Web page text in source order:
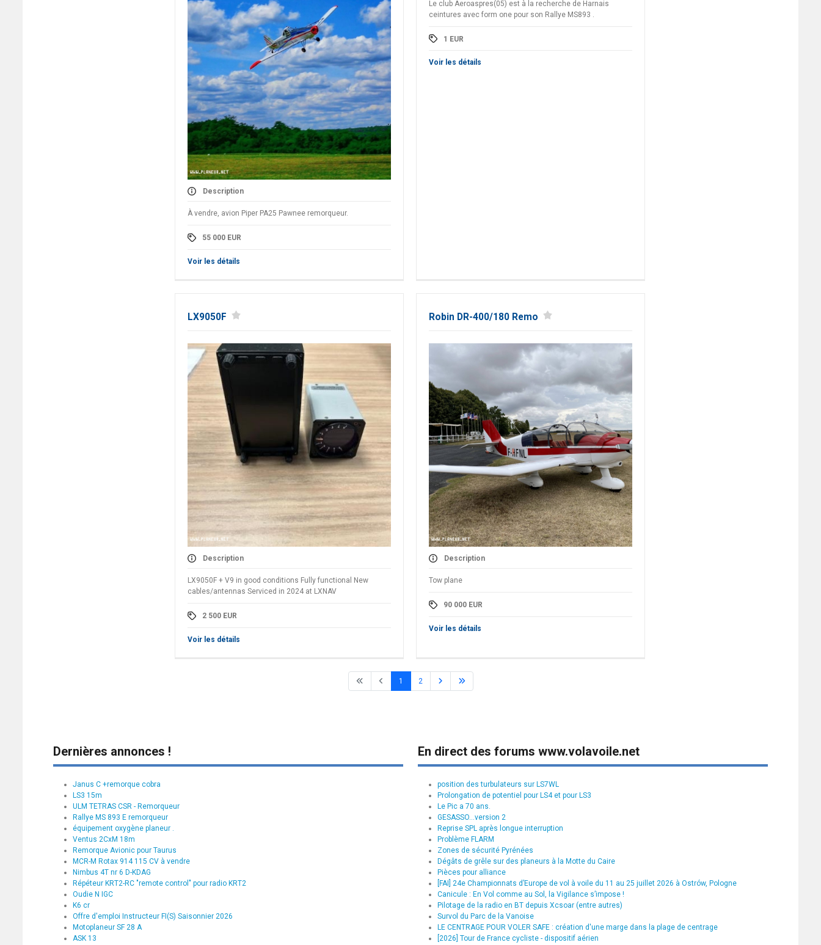
Description
À vendre, avion Piper PA25 Pawnee remorqueur.
55 000 EUR
Voir les détails
Le club Aeroaspres(05) est à la recherche de Harnais
ceintures avec form one pour son Rallye MS893 .
1 EUR
Voir les détails
LX9050F
Description
LX9050F + V9 in good conditions Fully functional New
cables/antennas Serviced in 2024 at LXNAV
2 500 EUR
Voir les détails
Robin DR-400/180 Remo
Description
Tow plane
90 000 EUR
Voir les détails
1 2
Dernières annonces !
Janus C +remorque cobra
LS3 15m
ULM TETRAS CSR - Remorqueur
Rallye MS 893 E remorqueur
équipement oxygène planeur .
Ventus 2CxM 18m
Remorque Avionic pour Taurus
MCR-M Rotax 914 115 CV à vendre
Nimbus 4T nr 6 D-KDAG
Répéteur KRT2-RC "remote control" pour radio KRT2
Oudie N IGC
K6 cr
Offre d'emploi Instructeur FI(S) Saisonnier 2026
Motoplaneur SF 28 A
ASK 13
En direct des forums www.volavoile.net
position des turbulateurs sur LS7WL
Prolongation de potentiel pour LS4 et pour LS3
Le Pic a 70 ans.
GESASSO...version 2
Reprise SPL après longue interruption
Problème FLARM
Zones de sécurité Pyrénées
Dégâts de grêle sur des planeurs à la Motte du Caire
Pièces pour alliance
[FAI] 24e Championnats d’Europe de vol à voile du 11 au 25 juillet 2026 à Ostrów, Pologne
Canicule : En Vol comme au Sol, la Vigilance s’impose !
Pilotage de la radio en BT depuis Xcsoar (entre autres)
Survol du Parc de la Vanoise
LE CENTRAGE POUR VOLER SAFE : création d'une marge dans la plage de centrage
[2026] Tour de France cycliste - dispositif aérien